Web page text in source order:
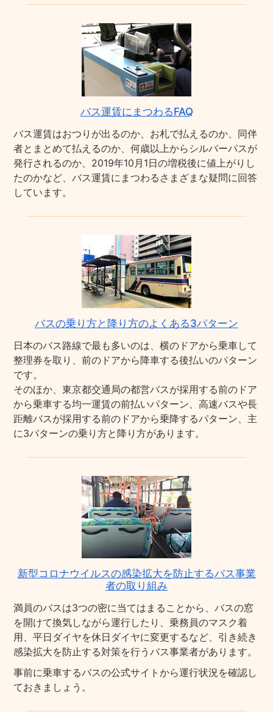
バス運賃にまつわるFAQ
バス運賃はおつりが出るのか、お札で払えるのか、同伴
者とまとめて払えるのか、何歳以上からシルバーパスが
発行されるのか、2019年10月1日の増税後に値上がりし
たのかなど、バス運賃にまつわるさまざまな疑問に回答
しています。
バスの乗り方と降り方のよくある3パターン
日本のバス路線で最も多いのは、横のドアから乗車して
整理券を取り、前のドアから降車する後払いのパターン
です。
そのほか、東京都交通局の都営バスが採用する前のドア
から乗車する均一運賃の前払いパターン、高速バスや長
距離バスが採用する前のドアから乗降するパターン、主
に3パターンの乗り方と降り方があります。
新型コロナウイルスの感染拡大を防止するバス事業
者の取り組み
満員のバスは3つの密に当てはまることから、バスの窓
を開けて換気しながら運行したり、乗務員のマスク着
用、平日ダイヤを休日ダイヤに変更するなど、引き続き
感染拡大を防止する対策を行うバス事業者があります。
事前に乗車するバスの公式サイトから運行状況を確認し
ておきましょう。